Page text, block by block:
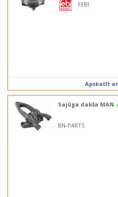
FEBI
Apskatīt
Sajūga dakša MAN
BN-PARTS